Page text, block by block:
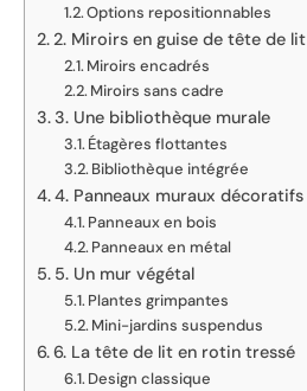
Options repositionnables
2. Miroirs en guise de tête de lit
Miroirs encadrés
Miroirs sans cadre
3. Une bibliothèque murale
Étagères flottantes
Bibliothèque intégrée
4. Panneaux muraux décoratifs
Panneaux en bois
Panneaux en métal
5. Un mur végétal
Plantes grimpantes
Mini-jardins suspendus
6. La tête de lit en rotin tressé
Design classique